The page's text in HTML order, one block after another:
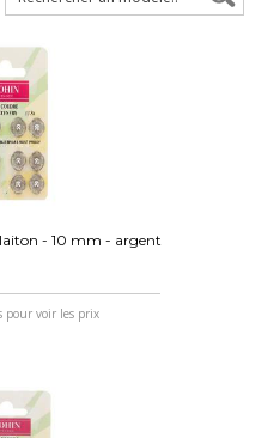
laiton - 10 mm - argent
pour voir les prix